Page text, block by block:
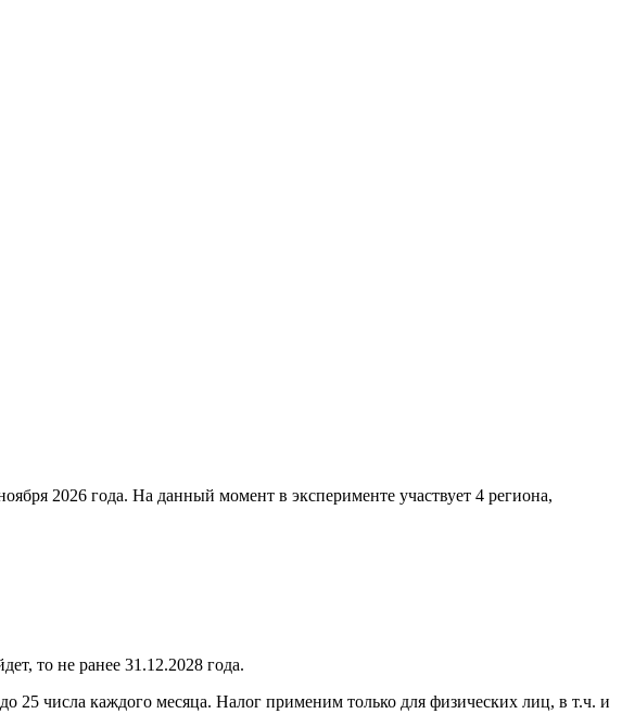
2026 года. На данный момент в эксперименте участвует 4 региона,
то не ранее 31.12.2028 года.
25 числа каждого месяца. Налог применим только для физических лиц, в т.ч. и